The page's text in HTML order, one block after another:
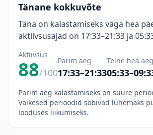
Tänane kokkuvõte
Täna on kalastamiseks väga hea
aktiivsusajad on 17:33–21:33 ja
Aktiivsus
88/100
Parim aeg
17:33–21:33
Teine hea aeg
Parim aeg kalastamiseks on suure
Väikesed perioodid sobivad lühemaks
looduses liikumiseks.